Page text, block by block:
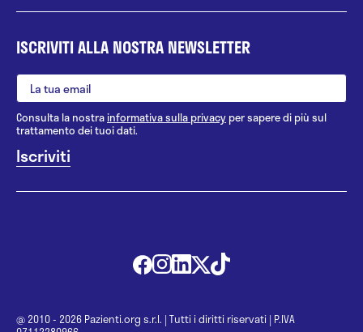
ISCRIVITI ALLA NOSTRA NEWSLETTER
Consulta la nostrainformativa sulla privacy per sapere di più sul
trattamento dei tuoi dati.
@ 2010 - 2026 Pazienti.org s.r.l. | Tutti i diritti riservati | P.IVA